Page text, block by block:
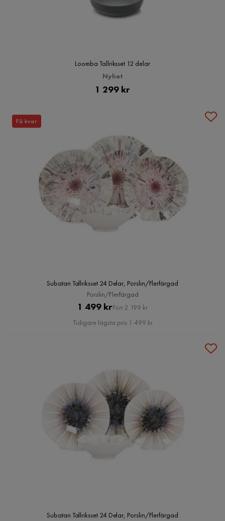
Loomba Tallriksset 12 delar
Nyhet
Pris
1 299 kr
Subatan Tallriksset 24 Delar, Porslin/Flerfärgad
Porslin/Flerfärgad
Pris
1 499 krOriginal
Pris
Förr 2 199 kr
Tidigare lägsta pris 1 499 kr
Få kvar
Subatan Tallriksset 24 Delar, Porslin/Flerfärgad